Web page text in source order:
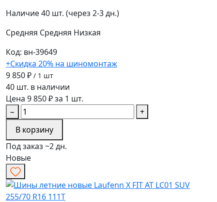
Наличие40 шт. (через 2-3 дн.)
Средняя Средняя Низкая
Код: вн-39649
+Скидка 20% на шиномонтаж
9 850 ₽ / 1 шт
40 шт. в наличии
Цена 9 850 ₽ за 1 шт.
−
+
В корзину
Под заказ ~2 дн.
Новые